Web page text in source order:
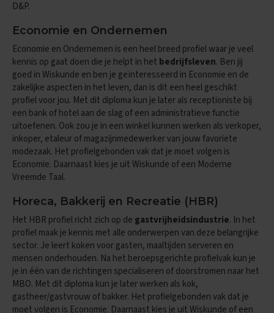
e
n
t
i
p
s
O
f
e
n
e
x
m
e
n
s
E
c
o
n
o
m
D&P.
Economie en Ondernemen
Economie en Ondernemen is een heel breed profiel waar je veel
kennis op gaat doen die je helpt in het bedrijfsleven. Ben jij
goed in Wiskunde en ben je geïnteresseerd in Economie en de
zakelijke aspecten in het leven, dan is dit een heel geschikt
profiel voor jou. Met dit diploma kun je later als receptioniste bij
een bank of hotel aan de slag of een administratieve functie
uitoefenen. Ook zou je in een winkel kunnen werken als verkoper,
inkoper, etaleur of magazijnmedewerker van jouw favoriete
modezaak. Het profielgebonden vak dat je moet volgen is
Economie. Daarnaast kies je uit Wiskunde of een Moderne
Vreemde Taal.
Horeca, Bakkerij en Recreatie (HBR)
Het HBR profiel richt zich op de gastvrijheidsindustrie. In het
profiel maak je kennis met alle onderwerpen van deze belangrijke
sector. Je leert koken voor gasten, maaltijden serveren en
mensen onderhouden. Na het beroepsgerichte profielvak kun je
je in één van de richtingen specialiseren of doorstromen naar het
MBO. Met dit diploma kun je later werken als kok,
gastheer/gastvrouw of bakker. Het profielgebonden vak dat je
moet volgen is Economie. Daarnaast kies je uit Wiskunde of een